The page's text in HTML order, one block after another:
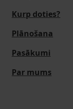
Kurp doties?
Plānošana
Pasākumi
Par mums